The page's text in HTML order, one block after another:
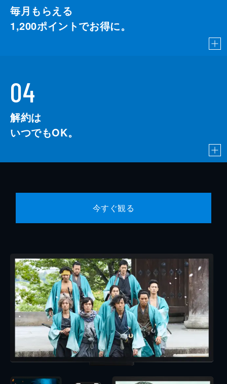
毎月もらえる
1,200ポイントでお得に。
04
解約は
いつでもOK。
今すぐ観る